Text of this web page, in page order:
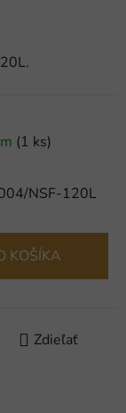
(1 ks)
NSF-120L
KOŠÍKA
Zdieľať